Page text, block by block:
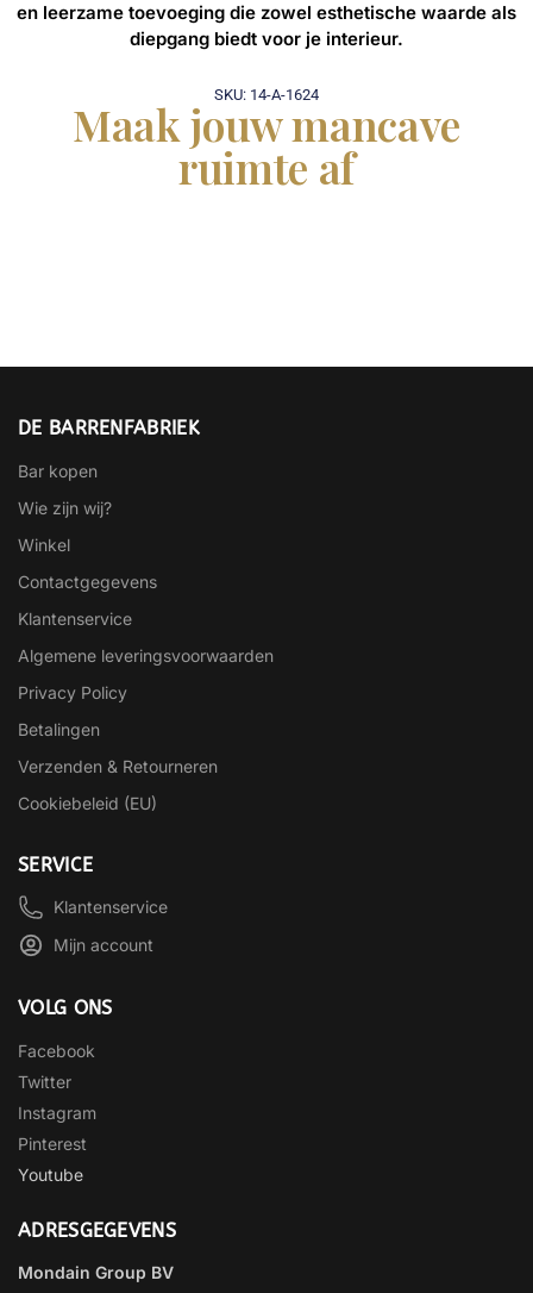
en leerzame toevoeging die zowel esthetische waarde als
diepgang biedt voor je interieur.
SKU: 14-A-1624
Maak jouw mancave
ruimte af
DE BARRENFABRIEK
Bar kopen
Wie zijn wij?
Winkel
Contactgegevens
Klantenservice
Algemene leveringsvoorwaarden
Privacy Policy
Betalingen
Verzenden & Retourneren
Cookiebeleid (EU)
SERVICE
Klantenservice
Mijn account
VOLG ONS
Facebook
Twitter
Instagram
Pinterest
Youtube
ADRESGEGEVENS
Mondain Group BV